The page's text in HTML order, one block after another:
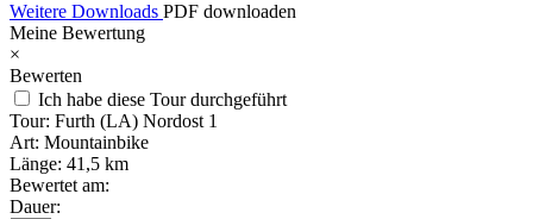
Weitere Downloads PDF downloaden
Meine Bewertung
×
Bewerten
Ich habe diese Tour durchgeführt
Tour: Furth (LA) Nordost 1
Art: Mountainbike
Länge: 41,5 km
Bewertet am:
Dauer: